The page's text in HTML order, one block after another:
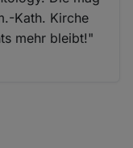
Kath. Kirche
mehr bleibt!"